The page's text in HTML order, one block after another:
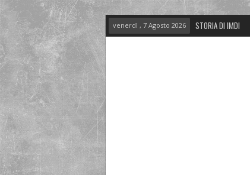
venerdì , 7 Agosto 2026 STORIA DI IMDI